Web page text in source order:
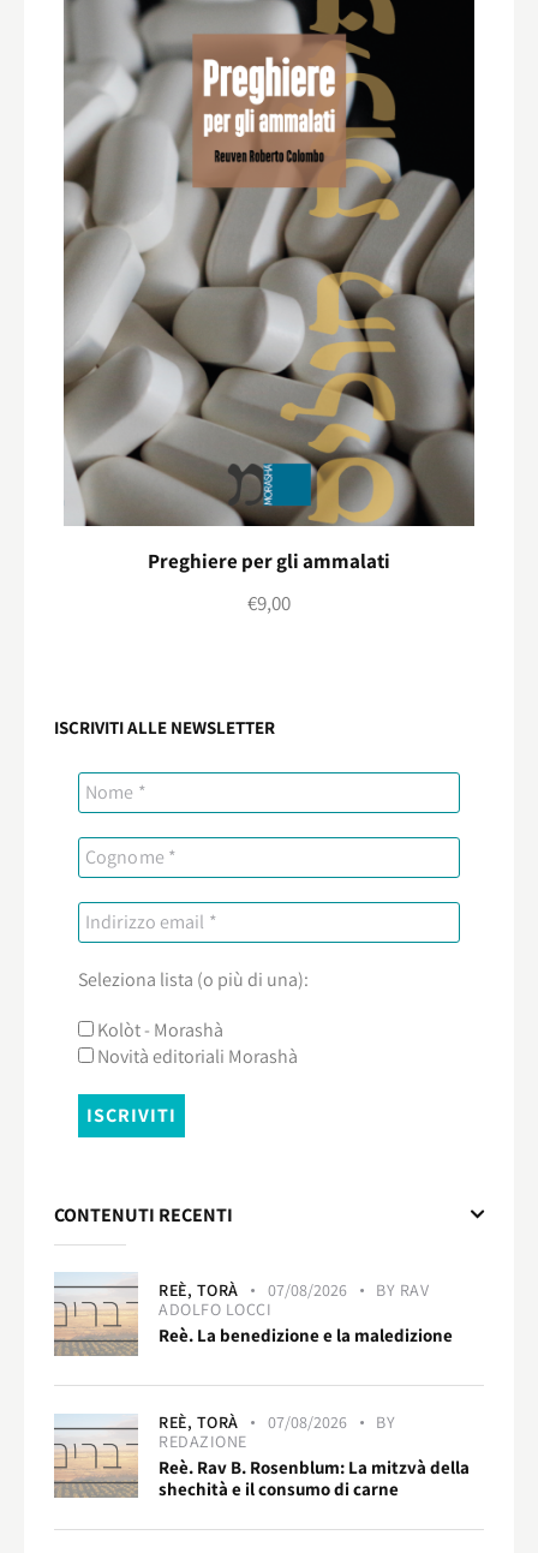
Preghiere per gli ammalati
€9,00
ISCRIVITI ALLE NEWSLETTER
Seleziona lista (o più di una):
Kolòt - Morashà
Novità editoriali Morashà
CONTENUTI RECENTI
REÈ, TORÀ 07/08/2026 BY RAV
ADOLFO LOCCI
Reè. La benedizione e la maledizione
REÈ, TORÀ 07/08/2026
BY
REDAZIONE
Reè. Rav B. Rosenblum: La mitzvà della
shechità e il consumo di carne